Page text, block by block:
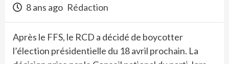
8 ans ago Rédaction
Après le FFS, le RCD a décidé de boycotter
l’élection présidentielle du 18 avril prochain. La